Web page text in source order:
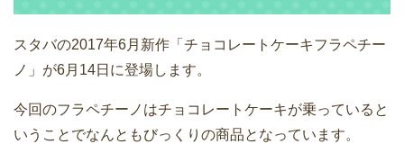
スタバの2017年6月新作「チョコレートケーキフラペチー
ノ」が6月14日に登場します。
今回のフラペチーノはチョコレートケーキが乗っていると
いうことでなんともびっくりの商品となっています。